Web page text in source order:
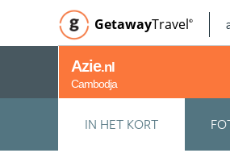
GetawayTravel©
Azie.nl
Cambodja
IN HET KORT